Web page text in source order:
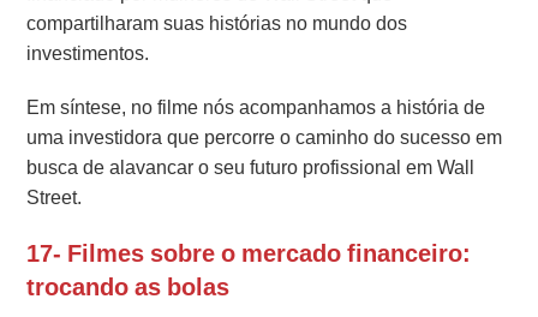
compartilharam suas histórias no mundo dos
investimentos.
Em síntese, no filme nós acompanhamos a história de
uma investidora que percorre o caminho do sucesso em
busca de alavancar o seu futuro profissional em Wall
Street.
17- Filmes sobre o mercado financeiro:
trocando as bolas